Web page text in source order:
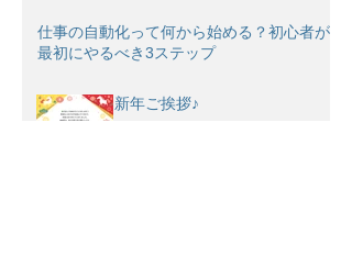
仕事の自動化って何から始める？初心者が
最初にやるべき3ステップ
新年ご挨拶♪